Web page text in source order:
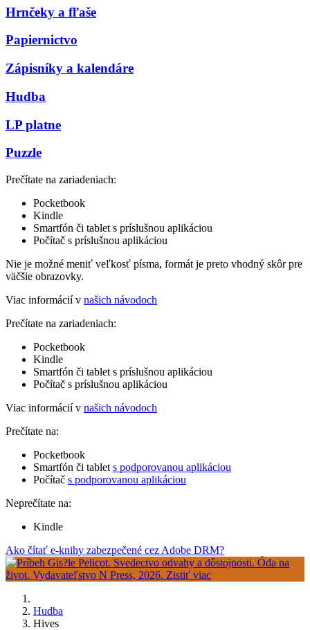
Hrnčeky a fľaše
Papiernictvo
Zápisníky a kalendáre
Hudba
LP platne
Puzzle
Prečítate na zariadeniach:
Pocketbook
Kindle
Smartfón či tablet s príslušnou aplikáciou
Počítač s príslušnou aplikáciou
Nie je možné meniť veľkosť písma, formát je preto vhodný skôr pre
väčšie obrazovky.
Viac informácií v našich návodoch
Prečítate na zariadeniach:
Pocketbook
Kindle
Smartfón či tablet s príslušnou aplikáciou
Počítač s príslušnou aplikáciou
Viac informácií v našich návodoch
Prečítate na:
Pocketbook
Smartfón či tablet s podporovanou aplikáciou
Počítač s podporovanou aplikáciou
Neprečítate na:
Kindle
Ako čítať e-knihy zabezpečené cez Adobe DRM?
Hudba
Hives